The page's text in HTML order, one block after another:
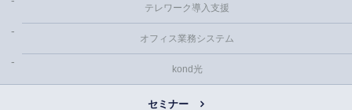
テレワーク導入支援
オフィス業務システム
kond光
セミナー